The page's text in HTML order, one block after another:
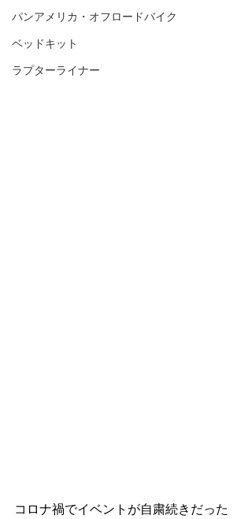
パンアメリカ・オフロードバイク
ベッドキット
ラプターライナー
コロナ禍でイベントが自粛続きだった